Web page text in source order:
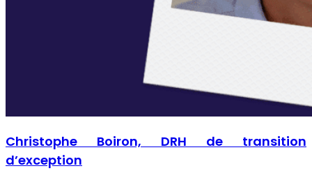
Christophe Boiron, DRH de transition
d’exception